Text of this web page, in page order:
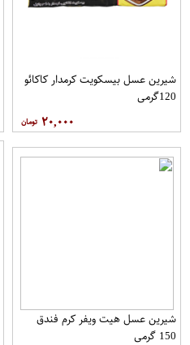
شیرین عسل بیسکویت کرمدار کاکائو
120گرمی
۲۰,۰۰۰
شیرین عسل هیت ویفر کرم فندق
150 گرمی